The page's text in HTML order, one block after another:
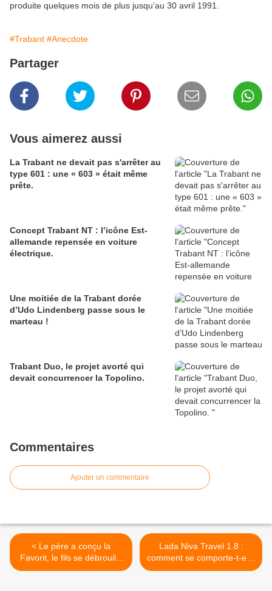
produite quelques mois de plus jusqu’au 30 avril 1991.
#Trabant #Anecdote
Partager
Vous aimerez aussi
La Trabant ne devait pas s'arrêter au
type 601 : une « 603 » était même
prête.
Concept Trabant NT : l’icône Est-
allemande repensée en voiture
électrique.
Une moitiée de la Trabant dorée
d’Udo Lindenberg passe sous le
marteau !
Trabant Duo, le projet avorté qui
devait concurrencer la Topolino.
Commentaires
Ajouter un commentaire
< Le père a conçu la
Favorit, le fils se débrouille
aujourd’hui avec les normes
Lada Niva Travel 1.8 :
comment se comporte-t-elle
avec son nouveau moteur ?